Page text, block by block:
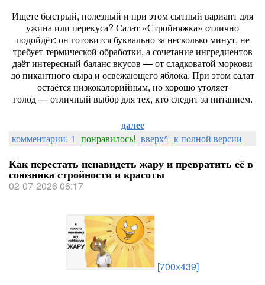
Ищетебыстрый, полезный и при этомсытный вариантдля
ужинаили перекуса? Салат «Стройняжка» отлично
подойдёт: он готовитсябуквальнозанесколькоминут, не
требуеттермической обработки, асочетаниеингредиентов
даётинтересный балансвкусов — отсладковатой моркови
допикантногосыраи освежающегояблока. При этомсалат
остаётсянизкокалорийным, нохорошоутоляет
голод— отличный выбордлятех, ктоследитзапитанием.
далее
комментарии: 1 понравилось! вверх^ к полной версии
Как перестать ненавидеть жару и превратить её в
союзника стройности и красоты
02-07-2026 06:17
[700x439]